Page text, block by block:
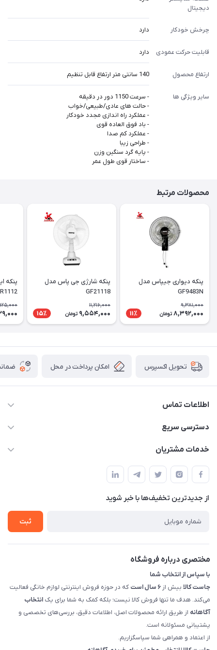
دیجیتال
چرخش خودکار دارد
قابلیت حرکت عمودی دارد
ارتفاع محصول 140 سانتی متر ارتفاع قابل تنظیم
سایر ویژگی ها
- سرعت 1150 دور در دقیقه
- حالت های عادی/طبیعی/خواب
- عملکرد راه اندازی مجدد خودکار
- باد فوق العاده قوی
- عملکرد کم صدا
- طراحی زیبا
- پایه گرد سنگین وزن
- ساختار قوی طول عمر
محصولات مرتبط
پنکه دیواری جیپاس مدل
GF9483N
9,381,000
8,392,000 تومان 11٪
پنکه شارژی جی پاس مدل
GF21118
11,216,000
9,554,000 تومان 15٪
پنکه
تحویل اکسپرس امکان پرداخت در محل
اطلاعات تماس
09398557137
سمت چپ (فروشگاه صوتی عباسی) - "تحویل حضوری فقط با
هماهنگی"
دسترسی سریع
لیست محصولات
حساب کاربری
تماس با ما
خدمات مشتریان
راهنما
پرسش های شما
شرایط و ضوابط گارانتی
روش های بازگرداندن کالا
از جدید‌ترین تخفیف‌ها با‌ خبر شوید
ثبت
مختصری درباره فروشگاه
با سپاس از انتخاب شما
جاست کالا بیش از ۶ سال است
که در حوزه فروش اینترنتی لوازم خانگی فعالیت
می‌کند. هدف ما تنها فروش کالا نیست؛ بلکه کمک به شما برای یک انتخاب
آگاهانه از طریق ارائه محصولات اصل، اطلاعات دقیق، بررسی‌های تخصصی و
پشتیبانی مسئولانه است.
از اعتماد و همراهی شما سپاسگزاریم.